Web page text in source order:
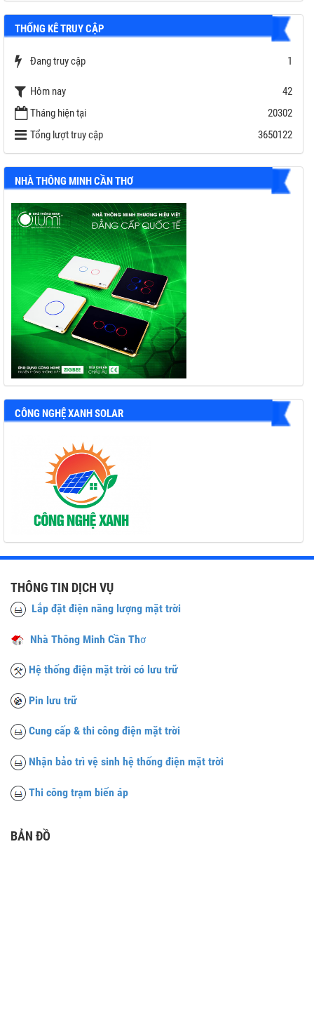
Công suất PV tối đa: 20,000 Wp
Điện áp PV tối đa: 600 V
Dòng sạc/xả tối đa: 220 A / 220 A
Bảo hành: 7 năm ( 10 năm với combo Battery SOLAX )
THỐNG KÊ TRUY CẬP
Đang truy cập 1
Hôm nay
42
Tháng hiện tại
20302
Tổng lượt truy cập
3650122
NHÀ THÔNG MINH CẦN THƠ
CÔNG NGHỆ XANH SOLAR
THÔNG TIN DỊCH VỤ
Lắp đặt điện năng lượng mặt trời
Nhà Thông Minh Cần Thơ
Hệ thống điện mặt trời có lưu trữ
Pin lưu trữ
Cung cấp & thi công điện mặt trời
Nhận bảo trì vệ sinh hệ thống điện mặt trời
Thi công trạm biến áp
BẢN ĐỒ